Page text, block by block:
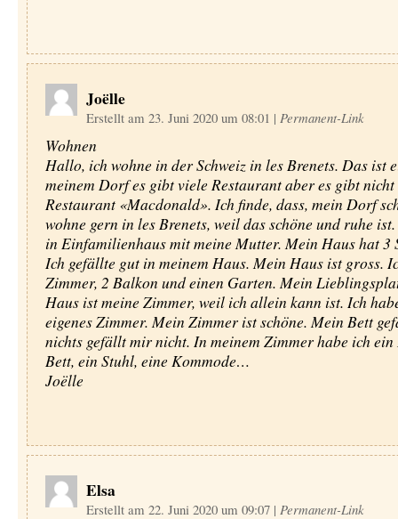
Joëlle
Erstellt am 23. Juni 2020 um 08:01 | Permanent-Link
Wohnen
Hallo, ich wohne in der Schweiz in les Brenets. Das ist
meinem Dorf es gibt viele Restaurant aber es gibt nicht
Restaurant «Macdonald». Ich finde, dass, mein Dorf
wohne gern in les Brenets, weil das schöne und ruhe
in Einfamilienhaus mit meine Mutter. Mein Haus hat 3
Ich gefällte gut in meinem Haus. Mein Haus ist gross.
Zimmer, 2 Balkon und einen Garten. Mein
Haus ist meine Zimmer, weil ich allein kann ist. Ich
eigenes Zimmer. Mein Zimmer ist schöne. Mein Bett
nichts gefällt mir nicht. In meinem Zimmer habe ich
Bett, ein Stuhl, eine Kommode…
Joëlle
Elsa
Erstellt am 22. Juni 2020 um 09:07 | Permanent-Link